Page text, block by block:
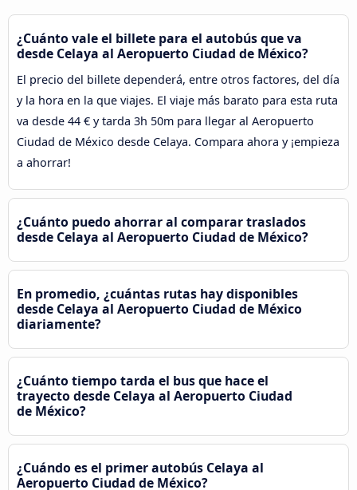
¿Cuánto vale el billete para el autobús que va
desde Celaya al Aeropuerto Ciudad de México?
El precio del billete dependerá, entre otros factores, del día
y la hora en la que viajes. El viaje más barato para esta ruta
va desde 44 € y tarda 3h 50m para llegar al Aeropuerto
Ciudad de México desde Celaya. Compara ahora y ¡empieza
a ahorrar!
¿Cuánto puedo ahorrar al comparar traslados
desde Celaya al Aeropuerto Ciudad de México?
En promedio, ¿cuántas rutas hay disponibles
desde Celaya al Aeropuerto Ciudad de México
diariamente?
¿Cuánto tiempo tarda el bus que hace el
trayecto desde Celaya al Aeropuerto Ciudad
de México?
¿Cuándo es el primer autobús Celaya al
Aeropuerto Ciudad de México?